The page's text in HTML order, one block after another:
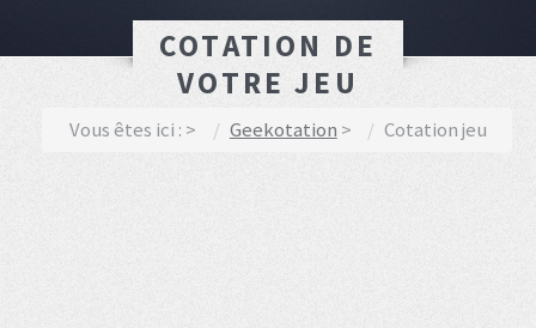
COTATION DE
VOTRE JEU
Vous êtes ici : Geekotation Cotation jeu